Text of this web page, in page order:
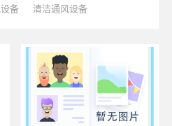
备 清洁通风设备